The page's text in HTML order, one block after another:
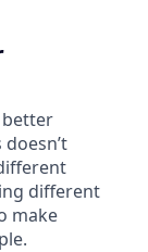
better
different
make